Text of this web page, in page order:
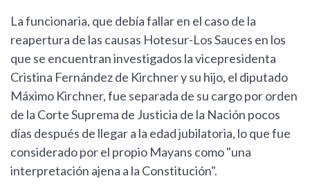
La funcionaria, que debía fallar en el caso de la
reapertura de las causas Hotesur-Los Sauces en los
que se encuentran investigados la vicepresidenta
Cristina Fernández de Kirchner y su hijo, el diputado
Máximo Kirchner, fue separada de su cargo por orden
de la Corte Suprema de Justicia de la Nación pocos
días después de llegar a la edad jubilatoria, lo que fue
considerado por el propio Mayans como "una
interpretación ajena a la Constitución".